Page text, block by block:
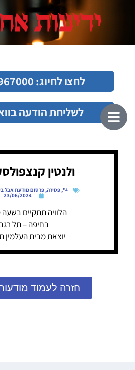
לחצו לחיוג: 077-9967000
לשליחת הודעה
ולנטין
4"
,פטירה,פרסום מודעת אבל
23/06/2024
הלוויה תתקיים בשעה
בחיפה – תל רגב
יוצאת מבית העלמין
חזרה לעמוד